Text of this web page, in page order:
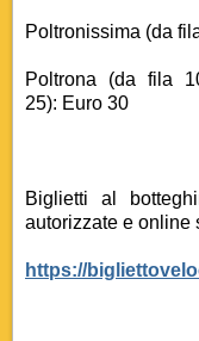
Poltronissima (da
Poltrona (da fila
25): Euro 30
Biglietti al
autorizzate e online
https://